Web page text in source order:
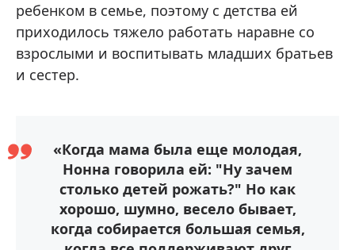
ребенком в семье, поэтому с детства ей
приходилось тяжело работать наравне со
взрослыми и воспитывать младших братьев
и сестер.
«Когда мама была еще молодая,
Нонна говорила ей: "Ну зачем
столько детей рожать?" Но как
хорошо, шумно, весело бывает,
когда собирается большая семья,